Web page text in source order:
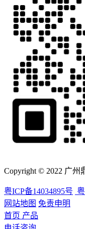
Copyright © 2022 广州
粤ICP备14034895号
网站地图 免责申明
首页 产品